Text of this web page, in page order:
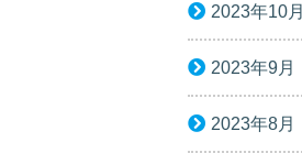
2023年10月
2023年9月
2023年8月